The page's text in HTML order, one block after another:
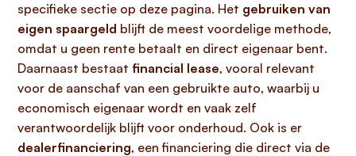
specifieke sectie op deze pagina. Het gebruiken van
eigen spaargeld blijft de meest voordelige methode,
omdat u geen rente betaalt en direct eigenaar bent.
Daarnaast bestaat financial lease, vooral relevant
voor de aanschaf van een gebruikte auto, waarbij u
economisch eigenaar wordt en vaak zelf
verantwoordelijk blijft voor onderhoud. Ook is er
dealerfinanciering, een financiering die direct via de